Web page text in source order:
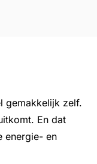
gemakkelijk zelf.
En dat
energie- en